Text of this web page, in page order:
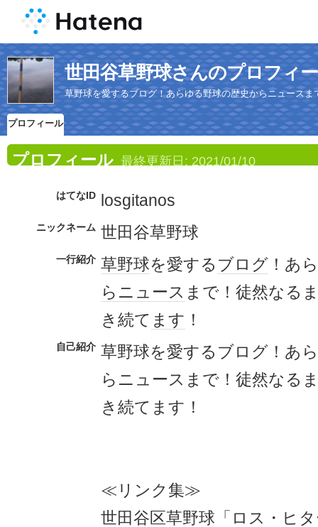
世田谷草野球さんのプロフィ
草野球を愛するブログ！あらゆる野球の歴史からニュース
プロフィール
プロフィール 最終更新日: 2021/01/10
はてなID losgitanos
ニックネーム 世田谷草野球
一行紹介 草野球を愛する ブログ ！あ
ら ニュース まで！徒然なる
き続て ます ！
自己紹介 草野球を愛するブログ！あ
らニュースまで！徒然なる
き続てます！
≪リンク集≫
世田谷区草野球「ロス・ヒ